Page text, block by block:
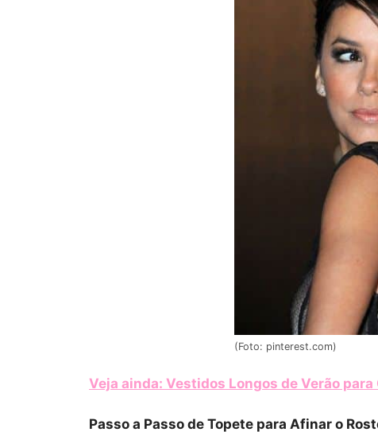
(Foto: pinterest.com)
Veja ainda: Vestidos Longos de Verão para
Passo a Passo de Topete para Afinar o